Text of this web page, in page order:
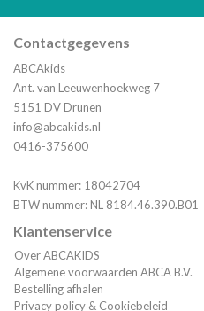
Contactgegevens
ABCAkids
Ant. van Leeuwenhoekweg 7
5151 DV Drunen
info@abcakids.nl
0416-375600
KvK nummer: 18042704
BTW nummer: NL 8184.46.390.B01
Klantenservice
Over ABCAKIDS
Algemene voorwaarden ABCA B.V.
Bestelling afhalen
Privacy policy & Cookiebeleid